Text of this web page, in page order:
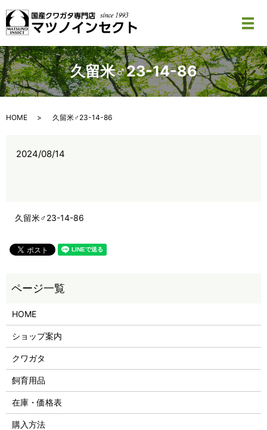
メ
久留米♂23-14-86
HOME 久留米♂23-14-86
2024/08/14
久留米♂23-14-86
HOME
ショップ案内
クワガタ
飼育用品
在庫・価格表
購入方法